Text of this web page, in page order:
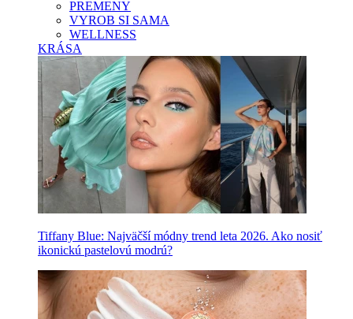
PREMENY
VYROB SI SAMA
WELLNESS
KRÁSA
Tiffany Blue: Najväčší módny trend leta 2026. Ako nosiť
ikonickú pastelovú modrú?